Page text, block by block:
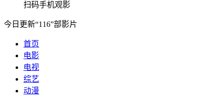
扫码手机观影
今日更新“116”部影片
首页
电影
电视
综艺
动漫